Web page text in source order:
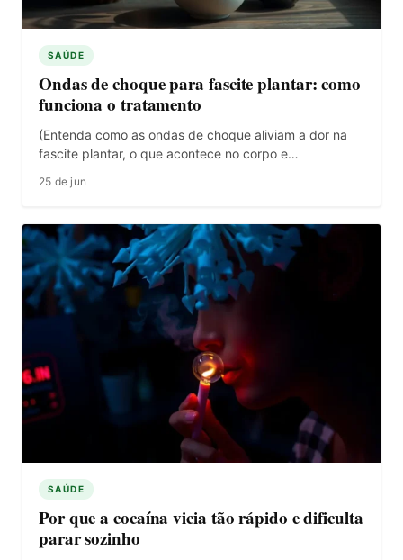
SAÚDE
Ondas de choque para fascite plantar: como
funciona o tratamento
(Entenda como as ondas de choque aliviam a dor na
fascite plantar, o que acontece no corpo e…
25 de jun
SAÚDE
Por que a cocaína vicia tão rápido e dificulta
parar sozinho